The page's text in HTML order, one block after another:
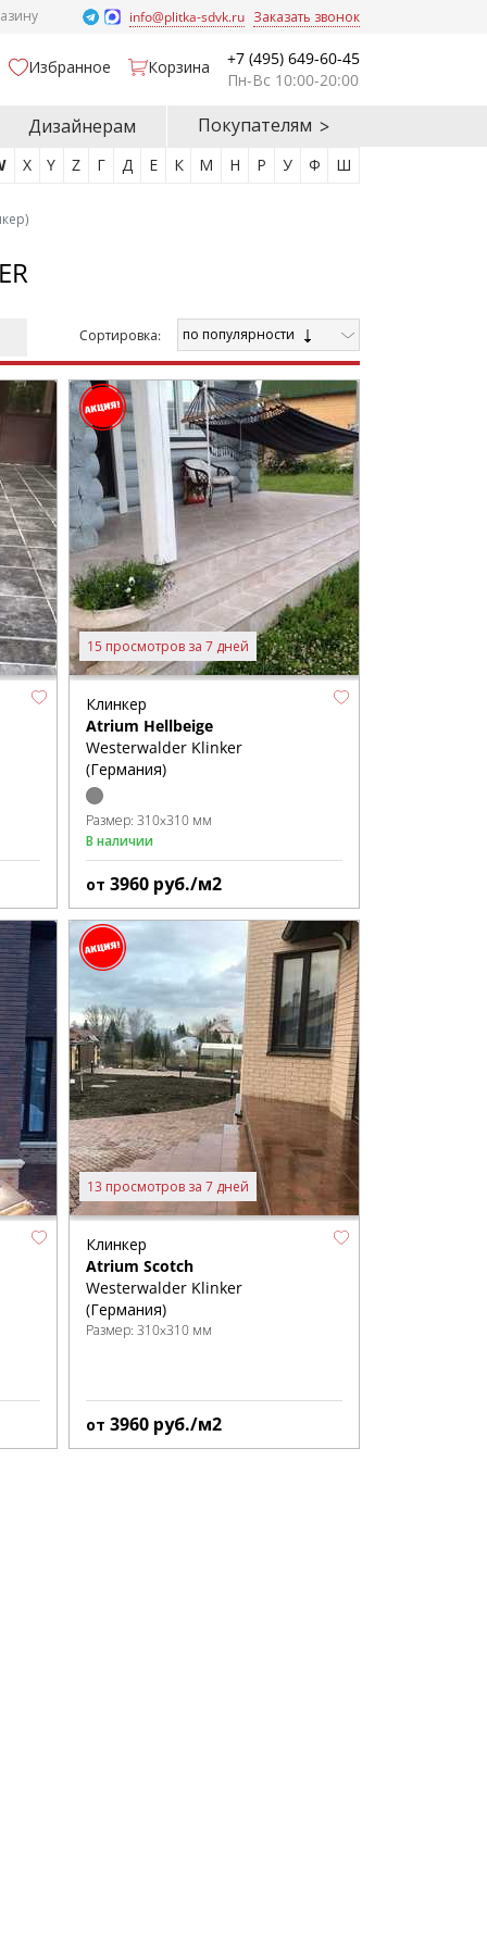
info@plitka-sdvk.ru Заказать звонок
Избранное Корзина
+7 (495) 649-60-45
Пн-Вс 10:00-20:00
Дизайнерам Покупателям
X Y Z Г Д Е К М Н Р У Ф Ш
Cортировка: по популярности
15 просмотров за 7 дней
Клинкер
Atrium Hellbeige
Westerwalder Klinker
(Германия)
Размер: 310x310 мм
В наличии
от 3960 руб./м2
13 просмотров за 7 дней
Клинкер
Atrium Scotch
Westerwalder Klinker
(Германия)
Размер: 310x310 мм
от 3960 руб./м2